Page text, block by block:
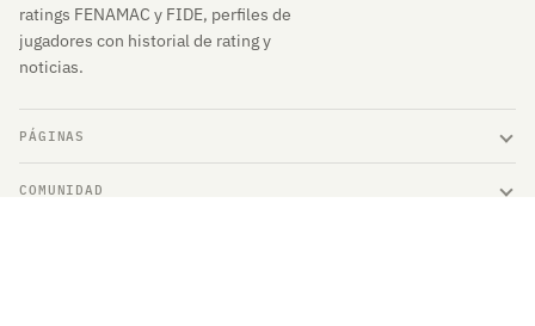
ratings FENAMAC y FIDE, perfiles de
jugadores con historial de rating y
noticias.
PÁGINAS
COMUNIDAD